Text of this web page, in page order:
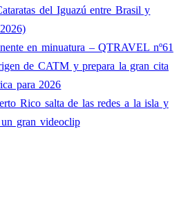
del Iguazú entre Brasil y
en minuatura – QTRAVEL nº61
de CATM y prepara la gran cita
para 2026
Rico salta de las redes a la isla y
gran videoclip